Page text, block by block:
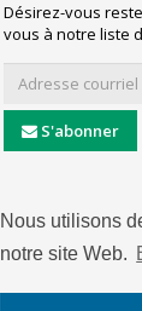
Nous utilisons
notre site Web.
Désirez-vous
vous à notre liste
S'abonner